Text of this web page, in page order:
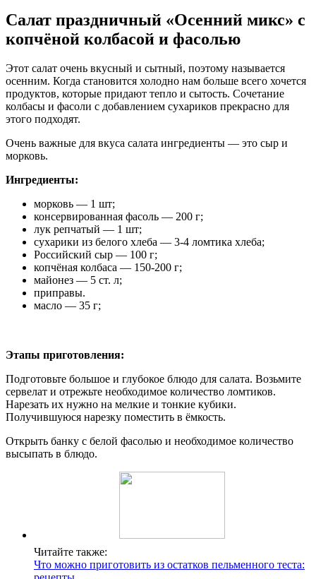
Салат праздничный «Осенний микс» с
копчёной колбасой и фасолью
Этот салат очень вкусный и сытный, поэтому называется
осенним. Когда становится холодно нам больше всего хочется
продуктов, которые придают тепло и сытость. Сочетание
колбасы и фасоли с добавлением сухариков прекрасно для
этого подходят.
Очень важные для вкуса салата ингредиенты — это сыр и
морковь.
Ингредиенты:
морковь — 1 шт;
консервированная фасоль — 200 г;
лук репчатый — 1 шт;
сухарики из белого хлеба — 3-4 ломтика хлеба;
Российский сыр — 100 г;
копчёная колбаса — 150-200 г;
майонез — 5 ст. л;
приправы.
масло — 35 г;
Этапы приготовления:
Подготовьте большое и глубокое блюдо для салата. Возьмите
сервелат и отрежьте необходимое количество ломтиков.
Нарезать их нужно на мелкие и тонкие кубики.
Получившуюся нарезку поместить в ёмкость.
Открыть банку с белой фасолью и необходимое количество
высыпать в блюдо.
Читайте также:
Что можно приготовить из остатков пельменного теста: